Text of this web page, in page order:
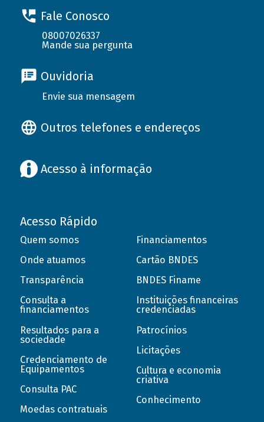
Fale Conosco
08007026337
Mande sua pergunta
Ouvidoria
Envie sua mensagem
Outros telefones e endereços
Acesso à informação
Acesso Rápido
Quem somos
Onde atuamos
Transparência
Consulta a
financiamentos
Resultados para a
sociedade
Credenciamento de
Equipamentos
Consulta PAC
Moedas contratuais
Financiamentos
Cartão BNDES
BNDES Finame
Instituições financeiras
credenciadas
Patrocínios
Licitações
Cultura e economia
criativa
Conhecimento